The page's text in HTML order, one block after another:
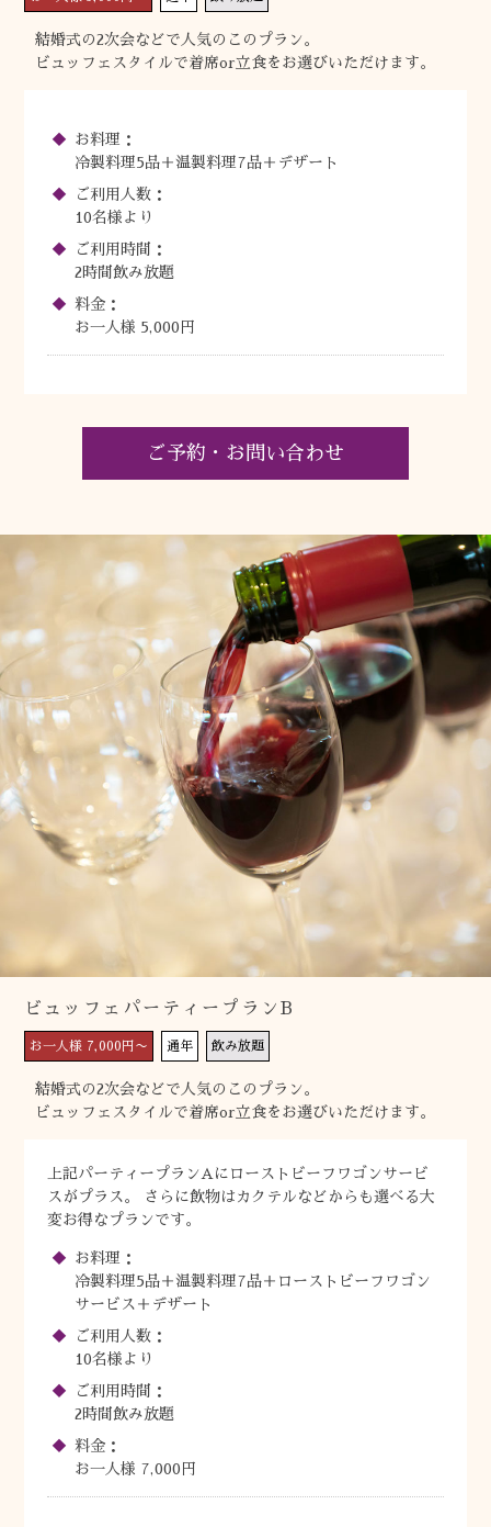
結婚式の2次会などで人気のこのプラン。
ビュッフェスタイルで着席or立食をお選びいただけます。
お料理：
冷製料理5品＋温製料理7品＋デザート
ご利用人数：
10名様より
ご利用時間：
2時間飲み放題
料金：
お一人様 5,000円
ご予約・お問い合わせ
ビュッフェパーティープランB
お一人様 7,000円〜 通年 飲み放題
結婚式の2次会などで人気のこのプラン。
ビュッフェスタイルで着席or立食をお選びいただけます。
上記パーティープランAにローストビーフワゴンサービ
スがプラス。 さらに飲物はカクテルなどからも選べる大
変お得なプランです。
お料理：
冷製料理5品＋温製料理7品＋ローストビーフワゴン
サービス＋デザート
ご利用人数：
10名様より
ご利用時間：
2時間飲み放題
料金：
お一人様 7,000円